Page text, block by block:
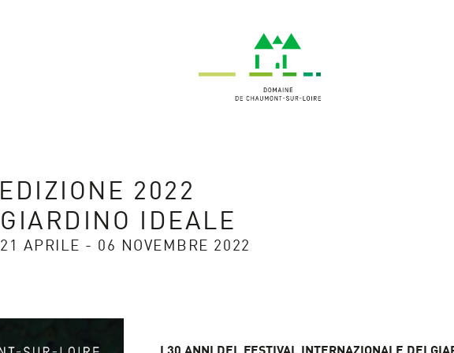
EDIZIONE 2022
GIARDINO IDEALE
21 APRILE - 06 NOVEMBRE 2022